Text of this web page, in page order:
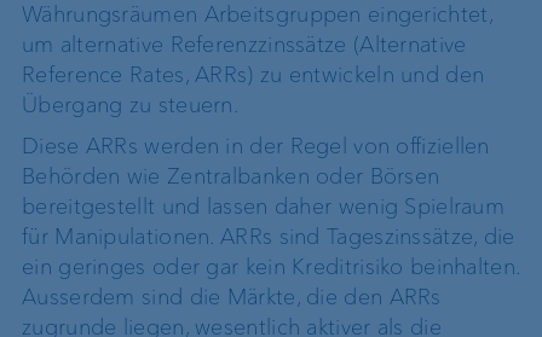
Währungsräumen Arbeitsgruppen eingerichtet,
um alternative Referenzzinssätze (Alternative
Reference Rates, ARRs) zu entwickeln und den
Übergang zu steuern.
Diese ARRs werden in der Regel von offiziellen
Behörden wie Zentralbanken oder Börsen
bereitgestellt und lassen daher wenig Spielraum
für Manipulationen. ARRs sind Tageszinssätze, die
ein geringes oder gar kein Kreditrisiko beinhalten.
Ausserdem sind die Märkte, die den ARRs
zugrunde liegen, wesentlich aktiver als die